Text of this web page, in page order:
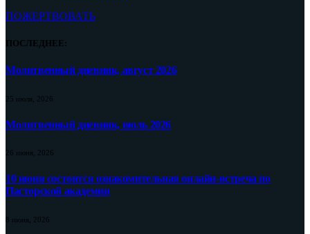
ПОЖЕРТВОВАТЬ
ПОСЛЕДНЕЕ:
Молитвенный дневник, август 2026
25 июля, 2026
Молитвенный дневник, июль 2026
26 июня, 2026
10 июня состоится ознакомительная онлайн-встреча по
Пасторской академии
8 июня, 2026